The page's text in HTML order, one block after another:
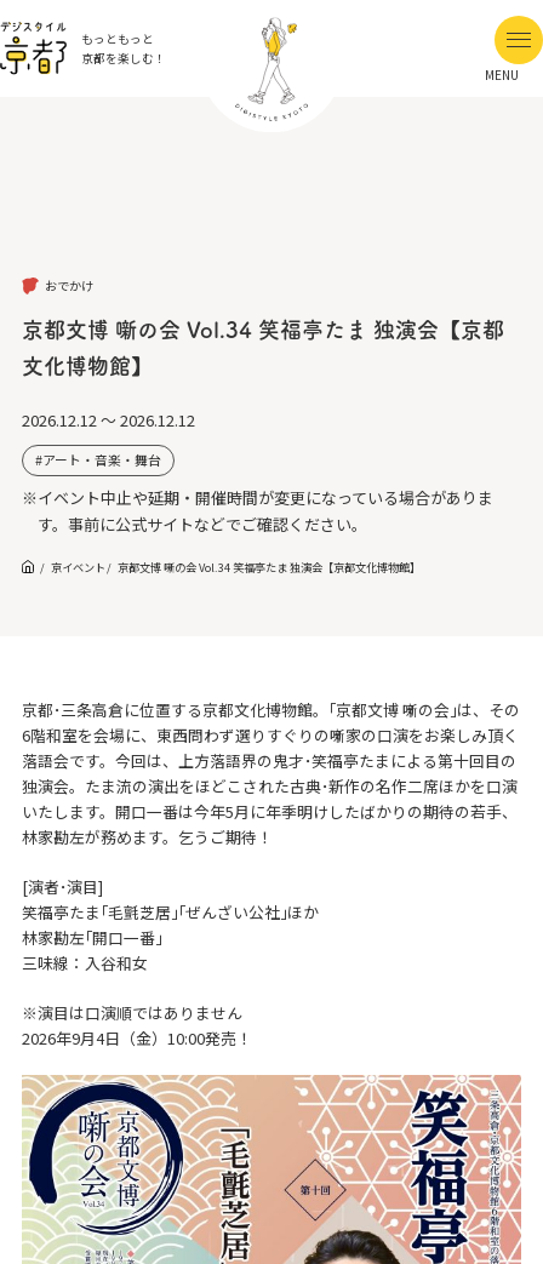
もっともっと
京都を楽しむ！
MENU
おでかけ
京都文博 噺の会 Vol.34 笑福亭たま 独演会【京都
文化博物館】
2026.12.12 ～ 2026.12.12
アート・音楽・舞台
※イベント中止や延期・開催時間が変更になっている場合がありま
す。事前に公式サイトなどでご確認ください。
京イベント 京都文博 噺の会 Vol.34 笑福亭たま 独演会【京都文化博物館】
京都･三条高倉に位置する京都文化博物館。｢京都文博 噺の会｣は、その
6階和室を会場に、東西問わず選りすぐりの噺家の口演をお楽しみ頂く
落語会です。今回は、上方落語界の鬼才･笑福亭たまによる第十回目の
独演会。たま流の演出をほどこされた古典･新作の名作二席ほかを口演
いたします。開口一番は今年5月に年季明けしたばかりの期待の若手、
林家勘左が務めます。乞うご期待！
[演者･演目]
笑福亭たま｢毛氈芝居｣｢ぜんざい公社｣ほか
林家勘左｢開口一番｣
三味線：入谷和女
※演目は口演順ではありません
2026年9月4日（金）10:00発売！